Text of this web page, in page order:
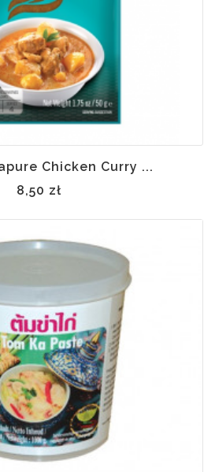
Chicken Curry ...
8,50 zł